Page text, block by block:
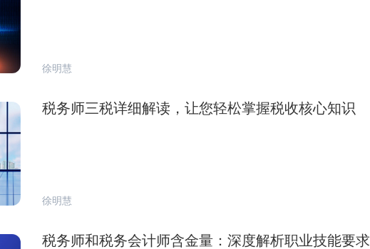
徐明慧
税务师三税详细解读，让您轻松掌握税收核心知识
徐明慧
税务师和税务会计师含金量：深度解析职业技能要求